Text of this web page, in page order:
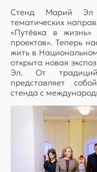
Стенд Марий
тематических
«Путёвка в
проектов». Теперь
жить в
открыта новая
Эл. От
представляет
стенда с